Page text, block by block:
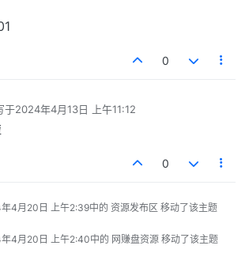
0
于2024年4月13日 上午11:12
后由 编辑
0
4月20日 上午2:39中的 资源发布区 移动了该主题
4月20日 上午2:40中的 网赚盘资源 移动了该主题